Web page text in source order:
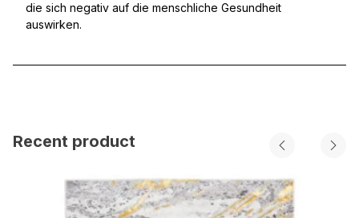
die sich negativ auf die menschliche Gesundheit
auswirken.
Recent product